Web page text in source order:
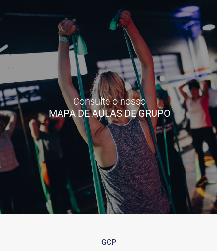
Consulte o nosso
MAPA DE AULAS DE GRUPO
GCP